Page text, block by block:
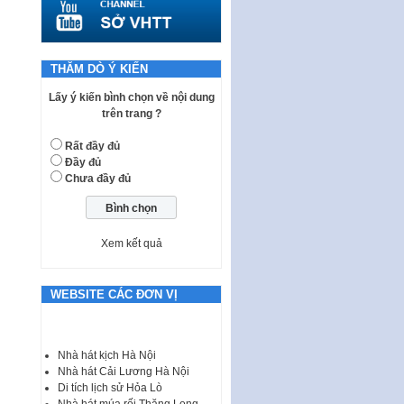
HĐND, đại biểu HĐND thành…
Nghị quyết về một số chính sách
ưu đãi, hỗ trợ phát triển hạ tầng,
tổ chức…
Nghị quyết quy định một số nội
dung và định mức chi quản lý
hoạt động khoa…
Quy định mức tiền phạt đối với
một số hành vi vi phạm hành
chính trong lĩnh…
triển kinh tế số và xã hội số giai
Quy định về tổ chức, hoạt động
của thôn, tổ dân phố và chế độ,
Luật Tương trợ tư pháp về dân
sự và Kế hoạch số 187KH-
UBND ngày 0752026 của
UBND…
THĂM DÒ Ý KIẾN
Lấy ý kiến bình chọn về nội dung
trên trang ?
Rất đầy đủ
Đầy đủ
Chưa đầy đủ
Xem kết quả
WEBSITE CÁC ĐƠN VỊ
Nhà hát kịch Hà Nội
Nhà hát Cải Lương Hà Nội
Di tích lịch sử Hỏa Lò